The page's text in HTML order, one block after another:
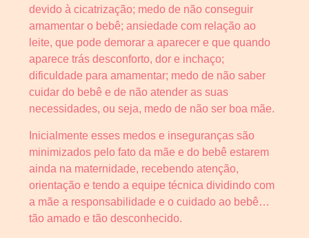
devido à cicatrização; medo de não conseguir
amamentar o bebê; ansiedade com relação ao
leite, que pode demorar a aparecer e que quando
aparece trás desconforto, dor e inchaço;
dificuldade para amamentar; medo de não saber
cuidar do bebê e de não atender as suas
necessidades, ou seja, medo de não ser boa mãe.
Inicialmente esses medos e inseguranças são
minimizados pelo fato da mãe e do bebê estarem
ainda na maternidade, recebendo atenção,
orientação e tendo a equipe técnica dividindo com
a mãe a responsabilidade e o cuidado ao bebê…
tão amado e tão desconhecido.